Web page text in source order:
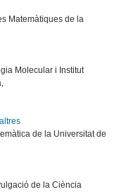
Matemàtiques de la
Molecular i Institut
de la Universitat de
de la Ciència